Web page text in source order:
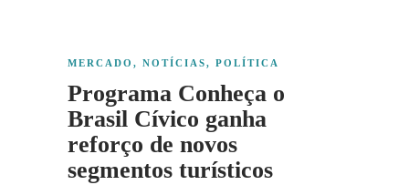
MERCADO , NOTÍCIAS, POLÍTICA
Programa Conheça o
Brasil Cívico ganha
reforço de novos
segmentos turísticos